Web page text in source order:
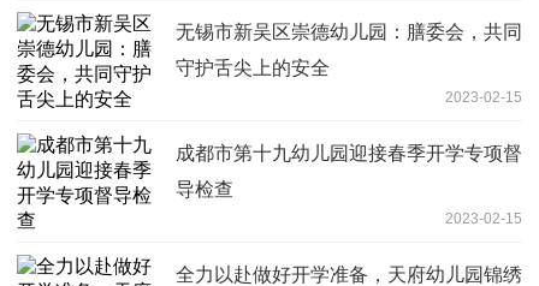
无锡市新吴区崇德幼儿园：膳委会，共同
守护舌尖上的安全
2023-02-15
成都市第十九幼儿园迎接春季开学专项督
导检查
2023-02-15
全力以赴做好开学准备，天府幼儿园锦绣